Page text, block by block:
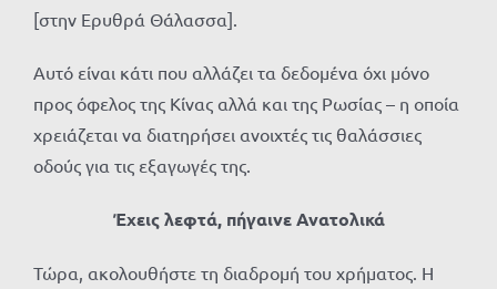
[στην Ερυθρά Θάλασσα].
Αυτό είναι κάτι που αλλάζει τα δεδομένα όχι μόνο
προς όφελος της Κίνας αλλά και της Ρωσίας – η οποία
χρειάζεται να διατηρήσει ανοιχτές τις θαλάσσιες
οδούς για τις εξαγωγές της.
Έχεις λεφτά, πήγαινε Ανατολικά
Τώρα, ακολουθήστε τη διαδρομή του χρήματος. Η